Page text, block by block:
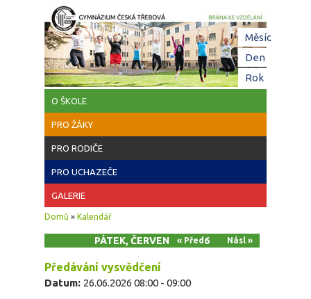
Přejít k hlavnímu obsahu
O ŠKOLE
PRO ŽÁKY
PRO RODIČE
PRO UCHAZEČE
GALERIE
Jste zde
Domů » Kalendář
PÁTEK, ČERVEN 26, 2026
« Před Násl »
Předávání vysvědčení
Datum: 26.06.2026 08:00 - 09:00
Měsíc
Den(aktivní
Rok